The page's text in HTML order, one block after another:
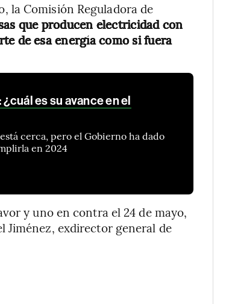
la Comisión Reguladora de
que producen electricidad con
de esa energía como si fuera
es su avance en el
cerca, pero el Gobierno ha dado
en 2024
y uno en contra el 24 de mayo,
Jiménez, exdirector general de